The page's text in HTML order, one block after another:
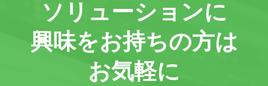
ソリューションに
興味をお持ちの方は
お気軽に